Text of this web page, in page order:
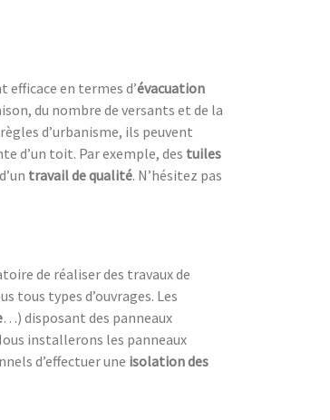
en termes d’évacuation
du nombre de versants et de la
d’urbanisme, ils peuvent
d’un toit. Par exemple, des tuiles
travail de qualité. N’hésitez pas
de réaliser des travaux de
tous types d’ouvrages. Les
…) disposant des panneaux
installerons les panneaux
d’effectuer une isolation des